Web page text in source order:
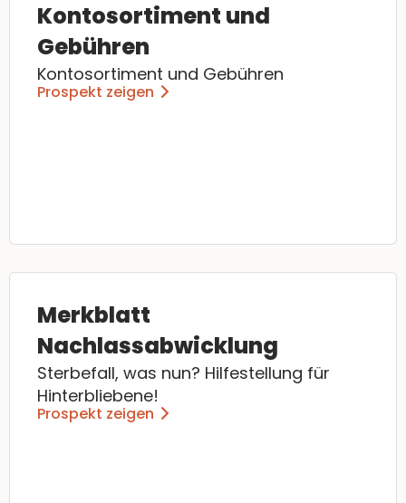
Kontosortiment und
Gebühren
Kontosortiment und Gebühren
Prospekt zeigen
Merkblatt
Nachlassabwicklung
Sterbefall, was nun? Hilfestellung für
Hinterbliebene!
Prospekt zeigen